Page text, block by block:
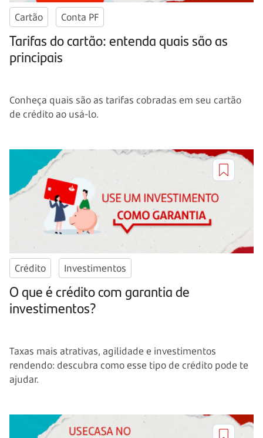
Cartão Conta PF
Tarifas do cartão: entenda quais são as
principais
Conheça quais são as tarifas cobradas em seu cartão
de crédito ao usá-lo.
Crédito Investimentos
O que é crédito com garantia de
investimentos?
Taxas mais atrativas, agilidade e investimentos
rendendo: descubra como esse tipo de crédito pode te
ajudar.